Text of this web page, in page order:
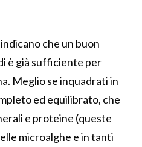
che un buon
è già sufficiente per
Meglio se inquadrati in
ed equilibrato, che
e proteine (queste
microalghe e in tanti